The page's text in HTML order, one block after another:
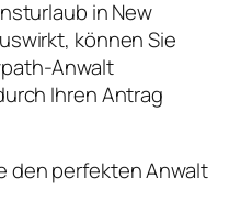
in New
können Sie
Anwalt
Ihren Antrag
den perfekten Anwalt